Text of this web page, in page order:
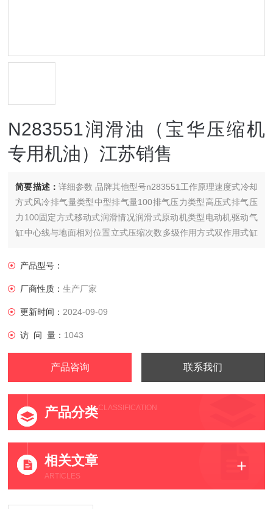
N283551润滑油（宝华压缩机
专用机油）江苏销售
简要描述： 详细参数 品牌其他型号n283551工作原理速度式冷却
方式风冷排气量类型中型排气量100排气压力类型高压式排气压
力100固定方式移动式润滑情况润滑式原动机类型电动机驱动气
缸中心线与地面相对位置立式压缩次数多级作用方式双作用式缸
产品型号：
厂商性质：生产厂家
更新时间： 2024-09-09
访 问 量： 1043
产品咨询 联系我们
产品分类CLASSIFICATION
相关文章
ARTICLES